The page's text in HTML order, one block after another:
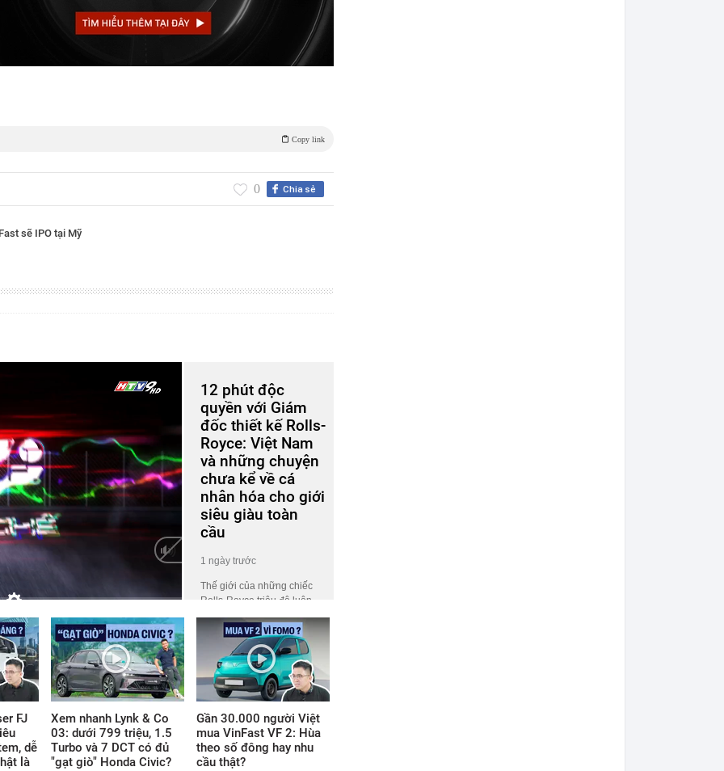
Copy link
Chia sẻ
0
sẽ IPO tại Mỹ
12 phút độc
quyền với Giám
đốc thiết kế Rolls-
Royce: Việt Nam
và những chuyện
chưa kể về cá
nhân hóa cho giới
siêu giàu toàn
cầu
1 ngày trước
Thế giới của những chiếc
Rolls-Royce triệu đô luôn
phủ một lớp màn bí ẩn khiến
công chúng tò mò. Ở đó, giá
trị không nằm ở những khối
động cơ gầm rú hay logo
lấp lánh, mà ẩn giấu trong
những tiêu chuẩn chế tác
khắt khe thách thức mọi giới
hạn thông thường của thế
giới vật chất.
FJ
dễ
là
Xem nhanh Lynk & Co
03: dưới 799 triệu, 1.5
Turbo và 7 DCT có đủ
"gạt giò" Honda Civic?
Gần 30.000 người Việt
mua VinFast VF 2: Hùa
theo số đông hay nhu
cầu thật?